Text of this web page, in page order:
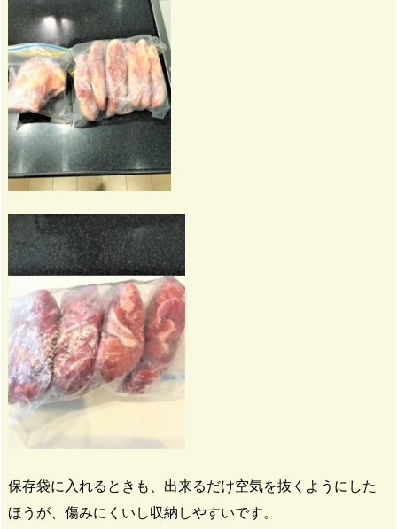
保存袋に入れるときも、出来るだけ空気を抜くようにした
ほうが、傷みにくいし収納しやすいです。